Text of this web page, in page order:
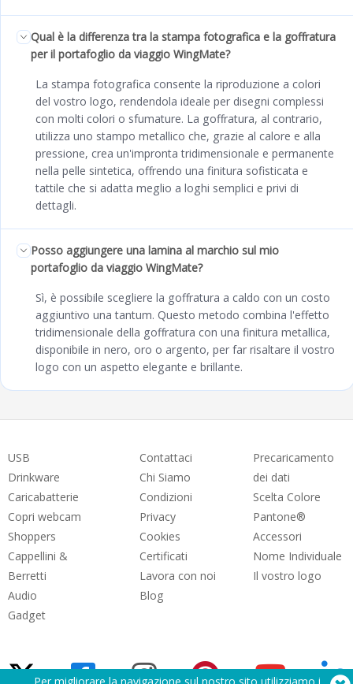
Qual è la differenza tra la stampa fotografica e la goffratura
per il portafoglio da viaggio WingMate?
La stampa fotografica consente la riproduzione a colori
del vostro logo, rendendola ideale per disegni complessi
con molti colori o sfumature. La goffratura, al contrario,
utilizza uno stampo metallico che, grazie al calore e alla
pressione, crea un'impronta tridimensionale e permanente
nella pelle sintetica, offrendo una finitura sofisticata e
tattile che si adatta meglio a loghi semplici e privi di
dettagli.
Posso aggiungere una lamina al marchio sul mio
portafoglio da viaggio WingMate?
Sì, è possibile scegliere la goffratura a caldo con un costo
aggiuntivo una tantum. Questo metodo combina l'effetto
tridimensionale della goffratura con una finitura metallica,
disponibile in nero, oro o argento, per far risaltare il vostro
logo con un aspetto elegante e brillante.
USB
Drinkware
Caricabatterie
Copri webcam
Shoppers
Cappellini &
Berretti
Audio
Gadget
Contattaci
Chi Siamo
Condizioni
Privacy
Cookies
Certificati
Lavora con noi
Blog
Precaricamento
dei dati
Scelta Colore
Pantone®
Accessori
Nome Individuale
Il vostro logo